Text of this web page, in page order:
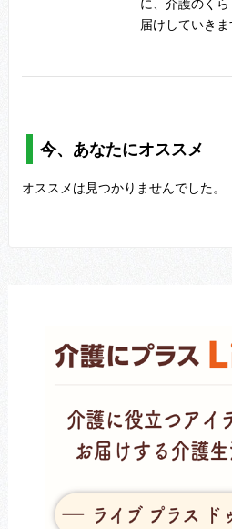
届けしていきま
今、あなたにオススメ
オススメは見つかりませんでした。